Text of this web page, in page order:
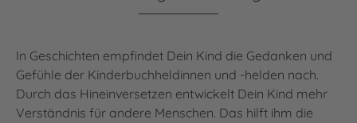
In Geschichten empfindet Dein Kind die Gedanken und
Gefühle der Kinderbuchheldinnen und -helden nach.
Durch das Hineinversetzen entwickelt Dein Kind mehr
Verständnis für andere Menschen. Das hilft ihm die